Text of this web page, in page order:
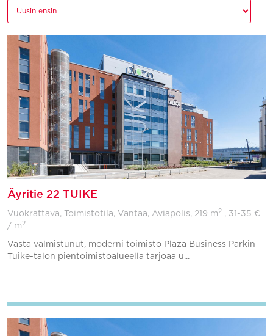
Äyritie 22 TUIKE
Vuokrattava, Toimistotila, Vantaa, Aviapolis, 219 m 2 , 31-35 €
/ m 2
Vasta valmistunut, moderni toimisto Plaza Business Parkin
Tuike-talon pientoimistoalueella tarjoaa u...